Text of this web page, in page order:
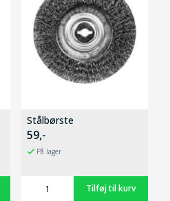
Stålbørste
59,-
På lager